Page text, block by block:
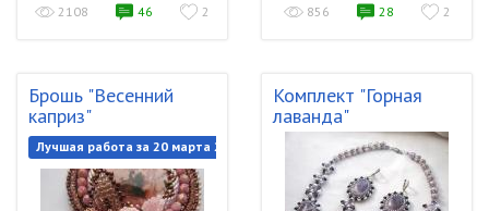
2108 46 2 856 28 2
Брошь "Весенний
каприз"
Лучшая работа за 20 марта 2020
Комплект "Горная
лаванда"